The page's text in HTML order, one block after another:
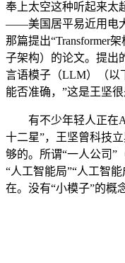
奉上太空这种听起来太
——美国居平易近用电
那篇提出“Transformer
子架构）的论文。提出
言语模子（LLM）（以
能否准确，”这是王坚
有不少年轻人正在AI
十二星”，王坚曾科技
够的。所谓“一人公司”
“人工智能局”“人工智
在。没有“小模子”的概